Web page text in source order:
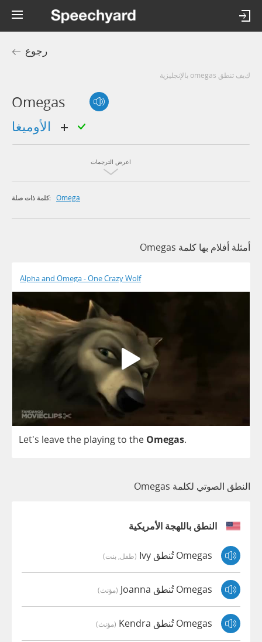
رجوع
كيف تنطق omegas بالإنجليزية
Omegas
اعرض الترجمات
كلمة ذات صلة: Omega
أمثلة أفلام بها كلمة Omegas
Alpha and Omega - One Crazy Wolf
Let's leavethe playingto the Omegas.
النطق الصوتي لكلمة Omegas
النطق باللهجة الأمريكية
Omegas تُنطق Ivy (طفل, بنت)
Omegas تُنطق Joanna (مؤنث)
Omegas تُنطق Kendra (مؤنث)